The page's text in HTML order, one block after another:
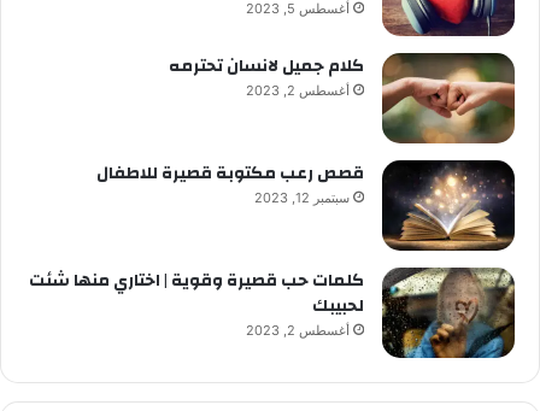
أغسطس 5, 2023
كلام جميل لانسان تحترمه
أغسطس 2, 2023
قصص رعب مكتوبة قصيرة للاطفال
سبتمبر 12, 2023
كلمات حب قصيرة وقوية | اختاري منها شئت
لحبيبك
أغسطس 2, 2023